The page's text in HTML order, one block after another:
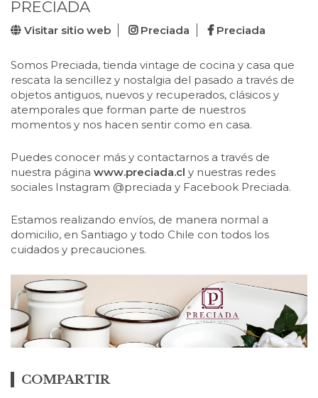
PRECIADA
Visitar sitio web Preciada Preciada
Somos Preciada, tienda vintage de cocina y casa que
rescata la sencillez y nostalgia del pasado a través de
objetos antiguos, nuevos y recuperados, clásicos y
atemporales que forman parte de nuestros
momentos y nos hacen sentir como en casa.
Puedes conocer más y contactarnos a través de
nuestra página www.preciada.cl y nuestras redes
sociales Instagram @preciada y Facebook Preciada.
Estamos realizando envíos, de manera normal a
domicilio, en Santiago y todo Chile con todos los
cuidados y precauciones.
COMPARTIR